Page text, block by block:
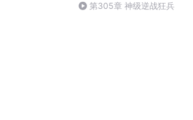
第305章 神级逆战狂兵